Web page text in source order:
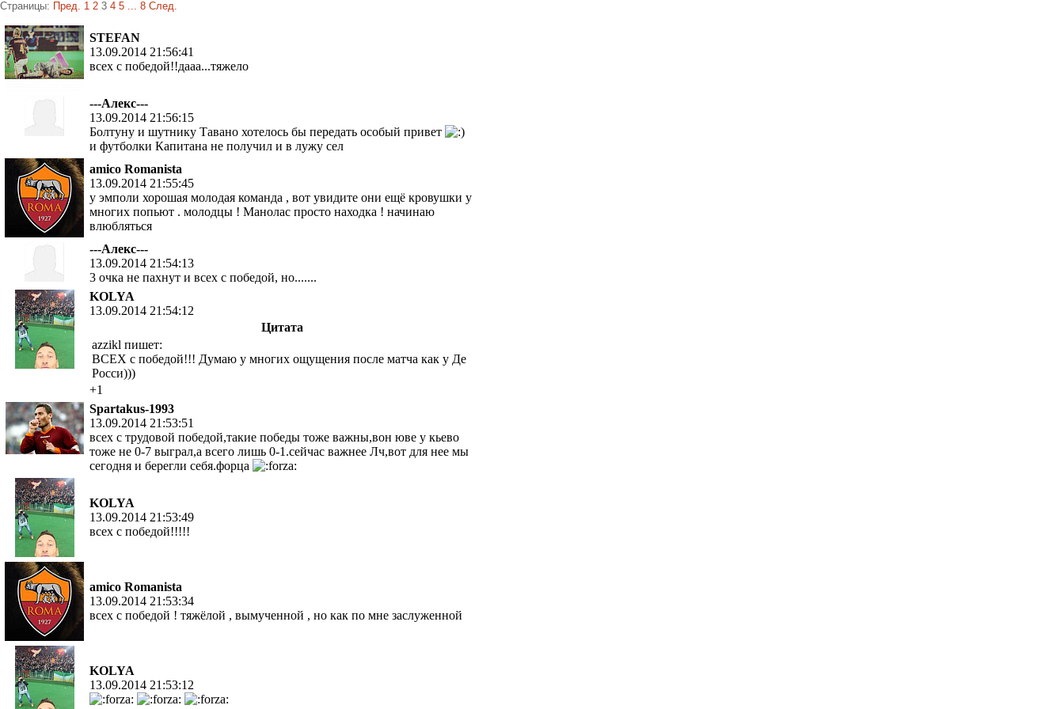
Страницы: Пред. 1 2 3 4 5 ... 8 След.
STEFAN
13.09.2014 21:56:41
всех с победой!!дааа...тяжело
---Алекс---
13.09.2014 21:56:15
Болтуну и шутнику Тавано хотелось бы передать особый привет
и футболки Капитана не получил и в лужу сел
amico Romanista
13.09.2014 21:55:45
у эмполи хорошая молодая команда , вот увидите они ещё кровушки у
многих попьют . молодцы ! Манолас просто находка ! начинаю
влюбляться
---Алекс---
13.09.2014 21:54:13
3 очка не пахнут и всех с победой, но.......
KOLYA
13.09.2014 21:54:12
Цитата
azzikl пишет:
ВСЕХ с победой!!! Думаю у многих ощущения после матча как у Де
Росси)))
+1
Spartakus-1993
13.09.2014 21:53:51
всех с трудовой победой,такие победы тоже важны,вон юве у кьево
тоже не 0-7 выграл,а всего лишь 0-1.сейчас важнее Лч,вот для нее мы
сегодня и берегли себя.форца
KOLYA
13.09.2014 21:53:49
всех с победой!!!!!
amico Romanista
13.09.2014 21:53:34
всех с победой ! тяжёлой , вымученной , но как по мне заслуженной
KOLYA
13.09.2014 21:53:12